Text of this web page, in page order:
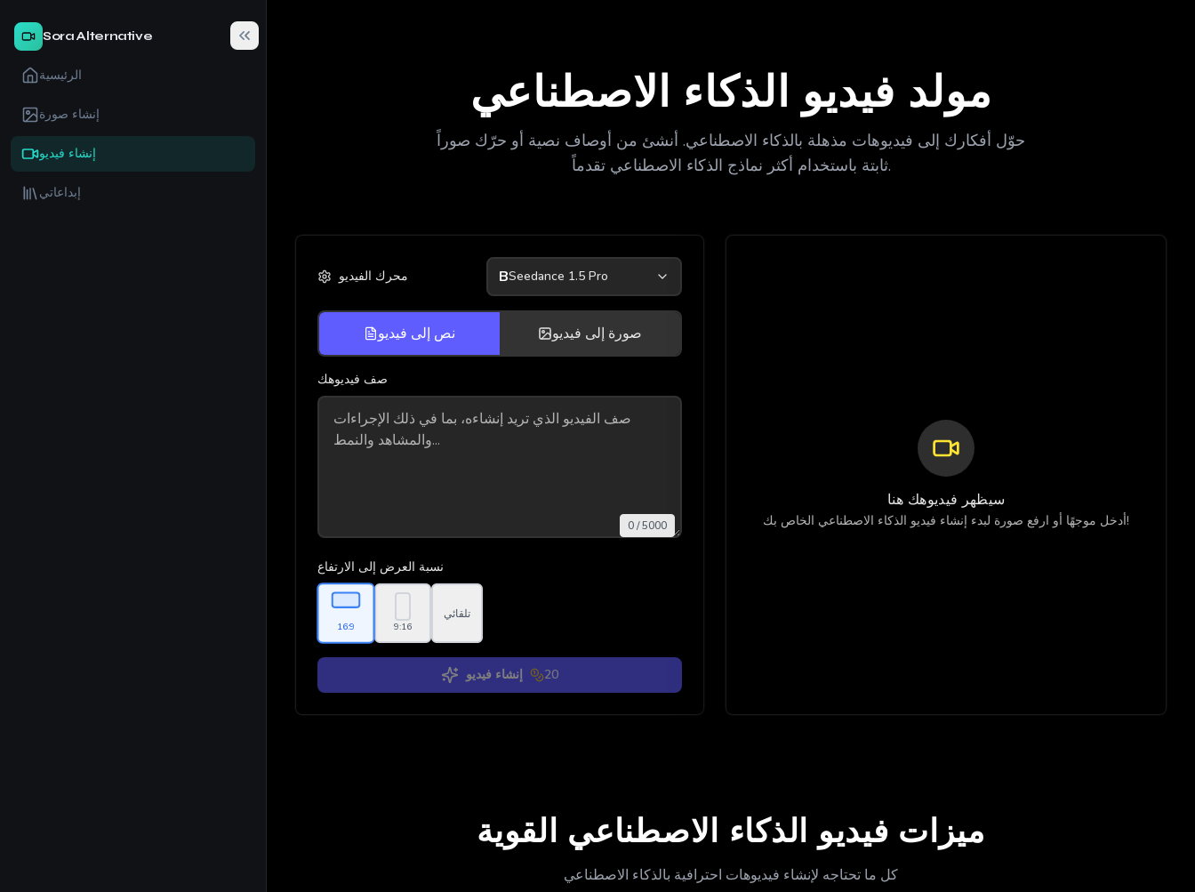
Sora Alternative
الرئيسية
إنشاء صورة
إنشاء فيديو
إبداعاتي
مولد فيديو الذكاء الاصطناعي
حوّل أفكارك إلى فيديوهات مذهلة بالذكاء الاصطناعي. أنشئ من أوصاف نصية أو حرّك صوراً
ثابتة باستخدام أكثر نماذج الذكاء الاصطناعي تقدماً.
محرك الفيديو BSeedance 1.5 Pro
نص إلى فيديو صورة إلى فيديو
صف فيديوهك
0/5000
نسبة العرض إلى الارتفاع
16:9 9:16
تلقائي
إنشاء فيديو 20
سيظهر فيديوهك هنا
أدخل موجهًا أو ارفع صورة لبدء إنشاء فيديو الذكاء الاصطناعي الخاص بك!
ميزات فيديو الذكاء الاصطناعي القوية
كل ما تحتاجه لإنشاء فيديوهات احترافية بالذكاء الاصطناعي